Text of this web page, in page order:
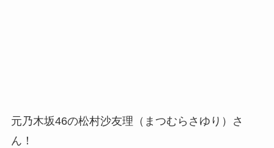
元乃木坂46の松村沙友理（まつむらさゆり）さ
ん！